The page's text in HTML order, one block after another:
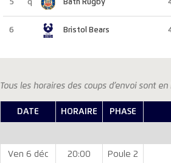
5 q Bath Rugby
6 Bristol Bears
Tous les horaires des coups d’envoi sont
DATE HORAIRE PHASE
Ven 6 déc 20:00 Poule 2